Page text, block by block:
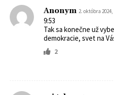
Anonym 2. októbra 2024,
9:53
Tak sa konečne už
demokracie, svet na
2